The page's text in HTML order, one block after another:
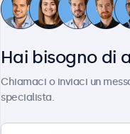
Hai bisogno di
Chiamaci o inviaci un
specialista.